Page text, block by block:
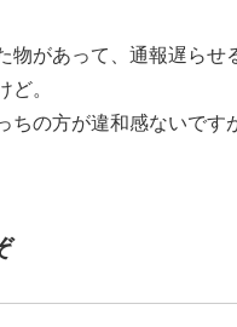
物があって、通報遅らせ
ど。
ちの方が違和感ないです